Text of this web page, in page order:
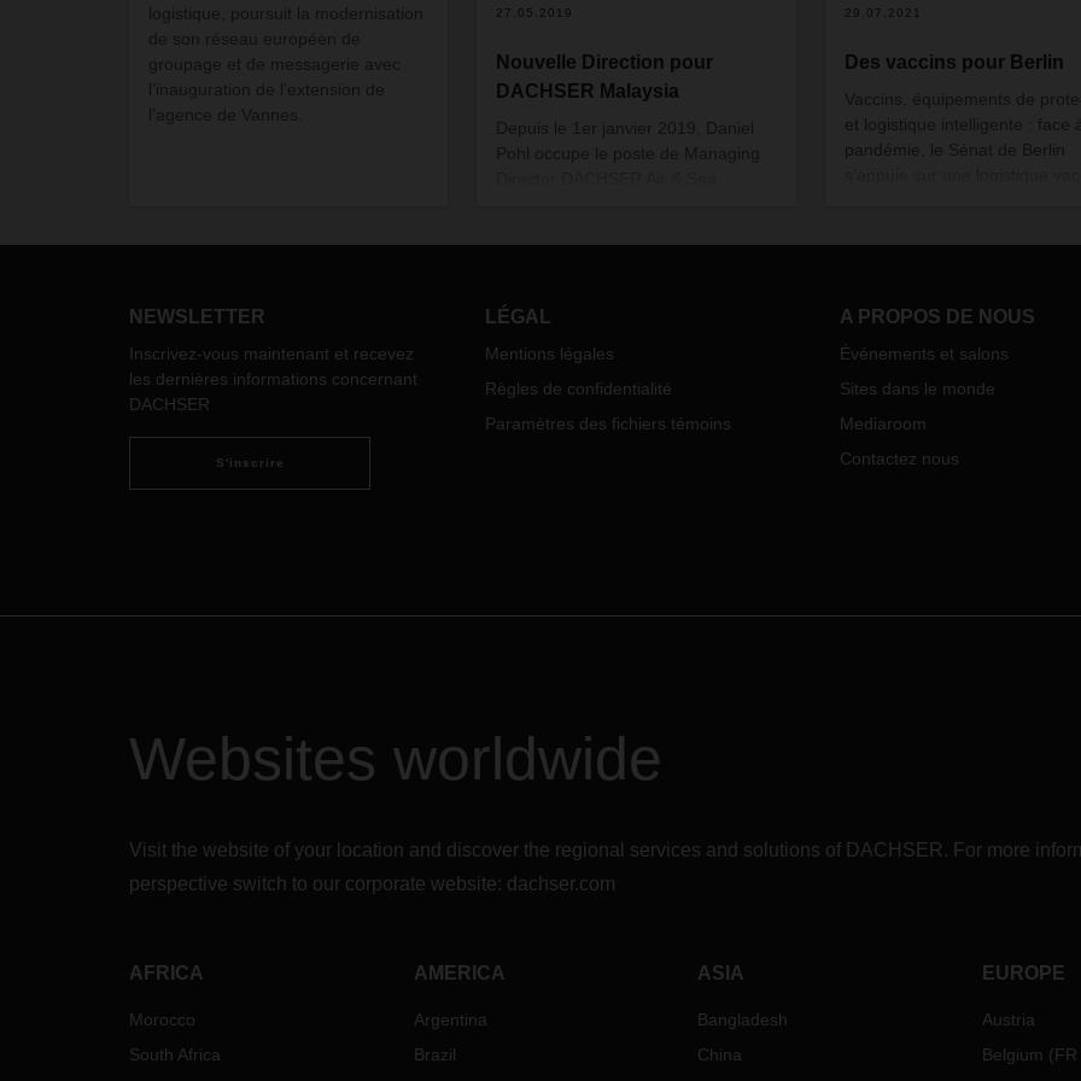
logistique, poursuit la modernisation
de son réseau européen de
groupage et de messagerie avec
l’inauguration de l’extension de
l’agence de Vannes.
27.05.2019
Nouvelle Direction pour
DACHSER Malaysia
Depuis le 1er janvier 2019, Daniel
Pohl occupe le poste de Managing
depuis 2010.
29.07.2021
Des vaccins pour Berlin
Vaccins, équipements de
et logistique intelligente : face à
pandémie, le Sénat de Berlin
de Berlin Schönefeld.
NEWSLETTER
Inscrivez-vous maintenant et recevez
les dernières informations concernant
DACHSER
S'inscrire
LÉGAL
Mentions légales
Règles de confidentialité
Paramètres des fichiers témoins
A PROPOS DE NOUS
Événements et salons
Sites dans le monde
Mediaroom
Contactez nous
Websites worldwide
Visit the website of your location and discover the regional services and solutions of DACHSER. For more
perspective switch to our corporate website: dachser.com
AFRICA
Morocco
South Africa
AMERICA
Argentina
Brazil
ASIA
Bangladesh
China
EUROPE
Austria
Belgium (FR